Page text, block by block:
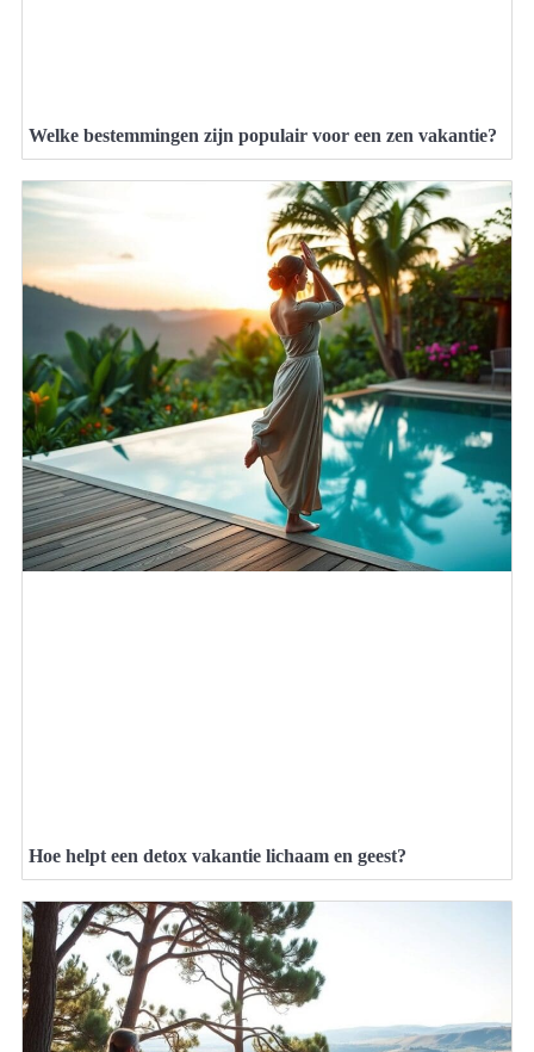
Welke bestemmingen zijn populair voor een zen vakantie?
Hoe helpt een detox vakantie lichaam en geest?